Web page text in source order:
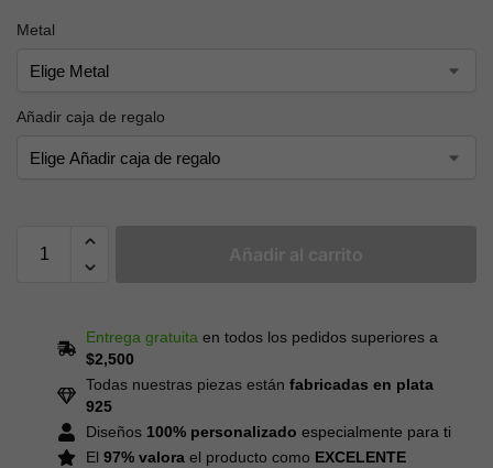
Metal
Añadir caja de regalo
Entrega gratuitaen todos los pedidos superiores a
$2,500
Todas nuestras piezas estánfabricadas en plata
925
Diseños 100% personalizado especialmente para ti
El97% valora el producto como EXCELENTE